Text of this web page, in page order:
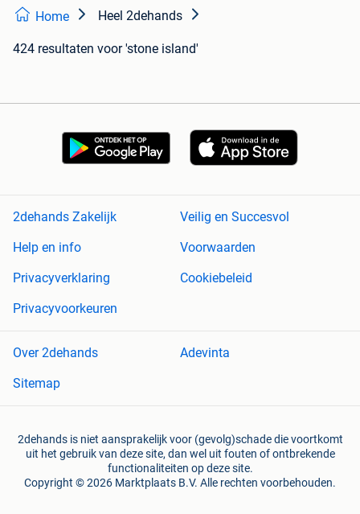
Home Heel 2dehands
424 resultaten voor 'stone island'
2dehands Zakelijk
Veilig en Succesvol
Help en info
Voorwaarden
Privacyverklaring
Cookiebeleid
Privacyvoorkeuren
Over 2dehands
Adevinta
Sitemap
2dehands is niet aansprakelijk voor (gevolg)schade die voortkomt
uit het gebruik van deze site, dan wel uit fouten of ontbrekende
functionaliteiten op deze site.
Copyright © 2026 Marktplaats B.V. Alle rechten voorbehouden.